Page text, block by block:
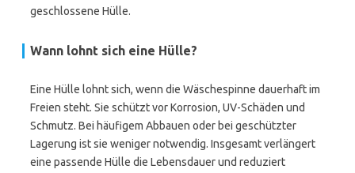
geschlossene Hülle.
Wann lohnt sich eine Hülle?
Eine Hülle lohnt sich, wenn die Wäschespinne dauerhaft im
Freien steht. Sie schützt vor Korrosion, UV-Schäden und
Schmutz. Bei häufigem Abbauen oder bei geschützter
Lagerung ist sie weniger notwendig. Insgesamt verlängert
eine passende Hülle die Lebensdauer und reduziert